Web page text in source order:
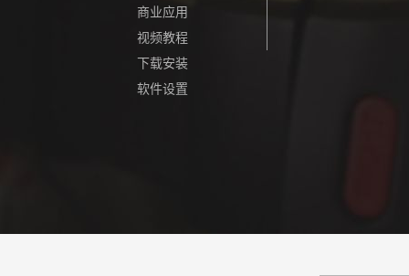
商业应用
视频教程
下载安装
软件设置